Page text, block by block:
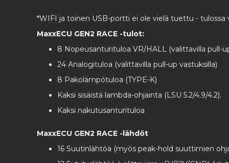
*WIFI ja toinen USB-portti ei ole vielä tuettu - tulossa
MaxxECU GEN2 RACE -tulot:
8 Nopeusanturituloa VR/HALL (valittavilla pull-
24 Analogituloa (valittavilla pull-up vastuksilla)
8 Pakolämpötuloa (TYPE-K)
Kaksi sisäistä lambda-ohjainta (LSU 5.2/4.9/4.2).
Kaksi nakutusanturituloa
MaxxECU GEN2 RACE -lähdöt
16 Suutinlähtöä (myös peak-hold suuttimien